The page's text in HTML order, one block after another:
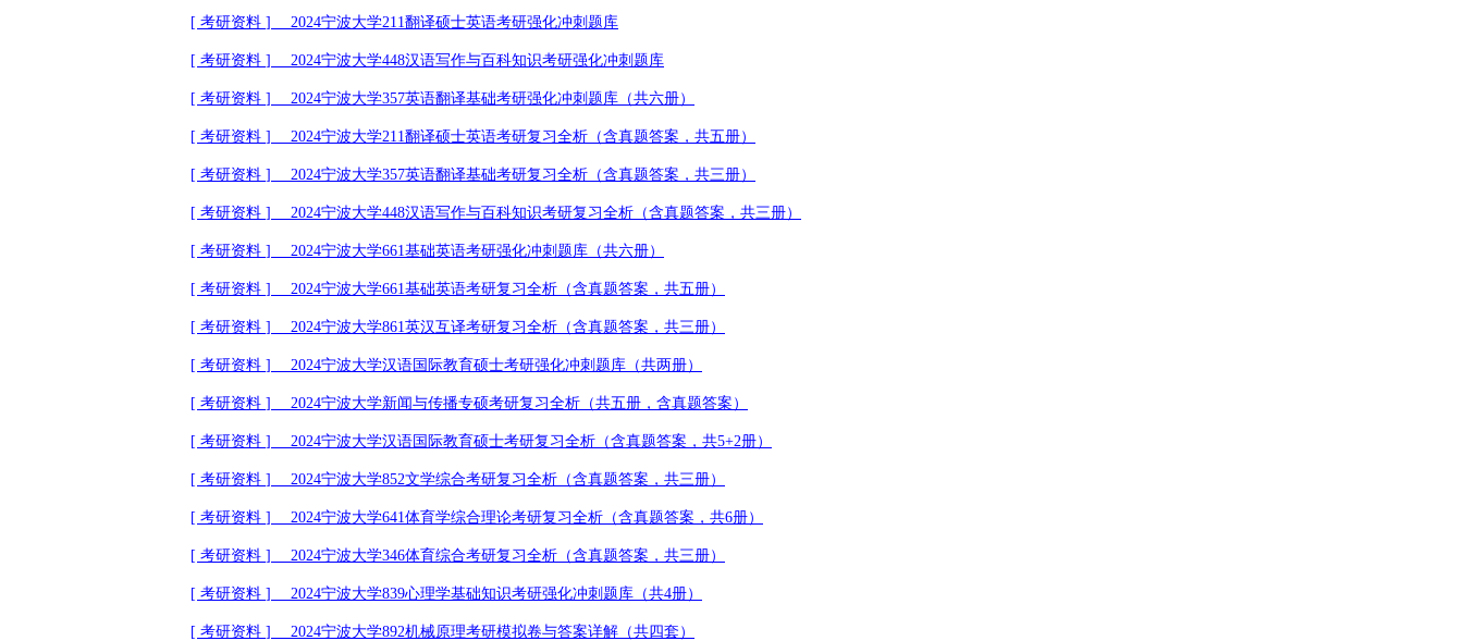
[ 考研资料 ] 2024宁波大学211翻译硕士英语考研强化冲刺题库
[ 考研资料 ] 2024宁波大学448汉语写作与百科知识考研强化冲刺题库
[ 考研资料 ] 2024宁波大学357英语翻译基础考研强化冲刺题库（共六册）
[ 考研资料 ] 2024宁波大学211翻译硕士英语考研复习全析（含真题答案，共五册）
[ 考研资料 ] 2024宁波大学357英语翻译基础考研复习全析（含真题答案，共三册）
[ 考研资料 ] 2024宁波大学448汉语写作与百科知识考研复习全析（含真题答案，共三册）
[ 考研资料 ] 2024宁波大学661基础英语考研强化冲刺题库（共六册）
[ 考研资料 ] 2024宁波大学661基础英语考研复习全析（含真题答案，共五册）
[ 考研资料 ] 2024宁波大学861英汉互译考研复习全析（含真题答案，共三册）
[ 考研资料 ] 2024宁波大学汉语国际教育硕士考研强化冲刺题库（共两册）
[ 考研资料 ] 2024宁波大学新闻与传播专硕考研复习全析（共五册，含真题答案）
[ 考研资料 ] 2024宁波大学汉语国际教育硕士考研复习全析（含真题答案，共5+2册）
[ 考研资料 ] 2024宁波大学852文学综合考研复习全析（含真题答案，共三册）
[ 考研资料 ] 2024宁波大学641体育学综合理论考研复习全析（含真题答案，共6册）
[ 考研资料 ] 2024宁波大学346体育综合考研复习全析（含真题答案，共三册）
[ 考研资料 ] 2024宁波大学839心理学基础知识考研强化冲刺题库（共4册）
[ 考研资料 ] 2024宁波大学892机械原理考研模拟卷与答案详解（共四套）